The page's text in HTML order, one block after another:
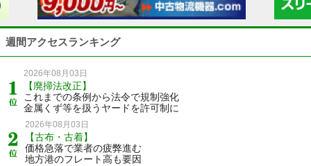
週間アクセスランキング
2026年08月03日
【廃掃法改正】
これまでの条例から法令で規制強化
金属くず等を扱うヤードを許可制に
2026年08月03日
【古布・古着】
価格急落で業者の疲弊進む
地方港のフレート高も要因